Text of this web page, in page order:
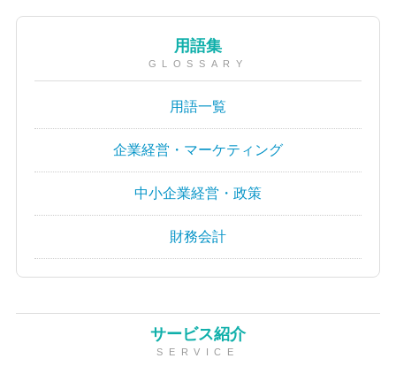
用語集
GLOSSARY
用語一覧
企業経営・マーケティング
中小企業経営・政策
財務会計
サービス紹介
SERVICE